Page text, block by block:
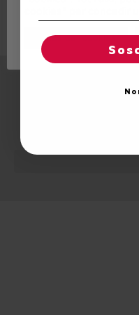
VEDIAU NUMERO 43_2023_12
Regles de "cookies"